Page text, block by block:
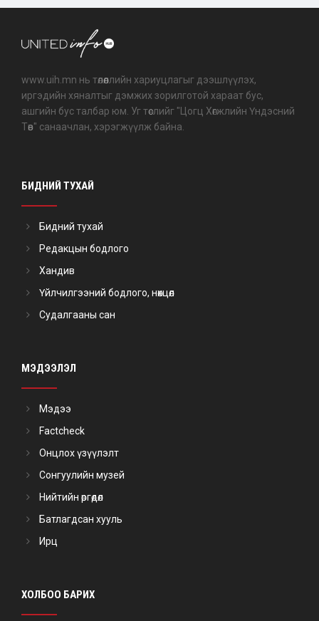
www.uih.mn нь төлөөллийн хариуцлагыг дээшлүүлэх,
иргэдийн хяналтыг дэмжих зорилготой хараат бус,
ашгийн бус талбар юм. Уг төслийг "Цогц Хөгжлийн Үндэсний
Төв" санаачлан, хэрэгжүүлж байна.
БИДНИЙ ТУХАЙ
Бидний тухай
Редакцын бодлого
Хандив
Үйлчилгээний бодлого, нөхцөл
Судалгааны сан
МЭДЭЭЛЭЛ
Мэдээ
Factcheck
Онцлох үзүүлэлт
Сонгуулийн музей
Нийтийн өргөдөл
Батлагдсан хууль
Ирц
ХОЛБОО БАРИХ